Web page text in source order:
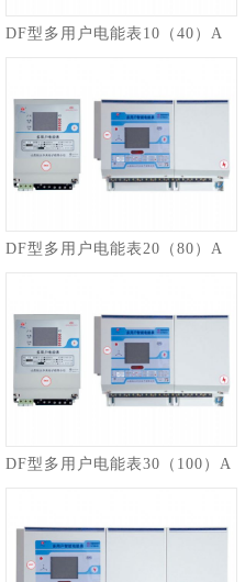
DF型多用户电能表10（40）A
DF型多用户电能表20（80）A
DF型多用户电能表30（100）A